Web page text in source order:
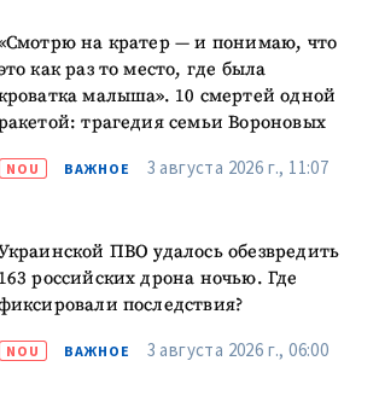
на кратер — и понимаю, что
как раз то место, где была
малыша». 10 смертей одной
трагедия семьи Вороновых
NOU ВАЖНОЕ 3 августа 2026 г., 11:07
ПВО удалось обезвредить
163 российских дрона ночью. Где
последствия?
NOU ВАЖНОЕ 3 августа 2026 г., 06:00
новости + Добавить текст новости